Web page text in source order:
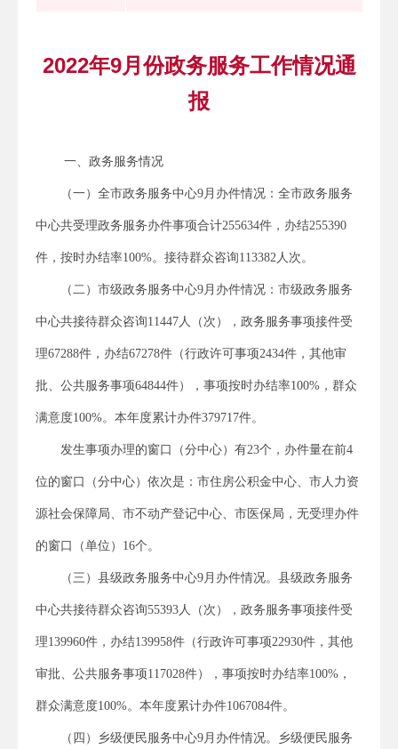
2022年9月份政务服务工作情况通
报
一、政务服务情况
（一）全市政务服务中心9月办件情况：全市政务服务
中心共受理政务服务办件事项合计255634件，办结255390
件，按时办结率100%。接待群众咨询113382人次。
（二）市级政务服务中心9月办件情况：市级政务服务
中心共接待群众咨询11447人（次），政务服务事项接件受
理67288件，办结67278件（行政许可事项2434件，其他审
批、公共服务事项64844件），事项按时办结率100%，群众
满意度100%。本年度累计办件379717件。
发生事项办理的窗口（分中心）有23个，办件量在前4
位的窗口（分中心）依次是：市住房公积金中心、市人力资
源社会保障局、市不动产登记中心、市医保局，无受理办件
的窗口（单位）16个。
（三）县级政务服务中心9月办件情况。县级政务服务
中心共接待群众咨询55393人（次），政务服务事项接件受
理139960件，办结139958件（行政许可事项22930件，其他
审批、公共服务事项117028件），事项按时办结率100%，
群众满意度100%。本年度累计办件1067084件。
（四）乡级便民服务中心9月办件情况。乡级便民服务